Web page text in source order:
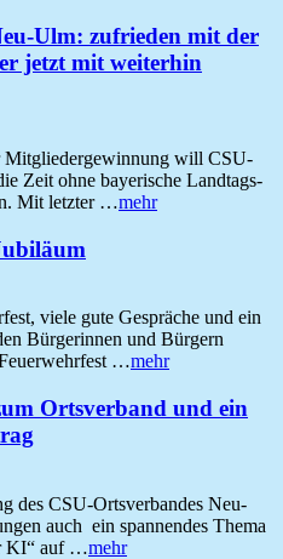
Ulm: zufrieden mit der
jetzt mit weiterhin
Mitgliedergewinnung will CSU-
Zeit ohne bayerische Landtags-
Mit letzter …mehr
viele gute Gespräche und ein
Bürgerinnen und Bürgern
…mehr
Ortsverband und ein
des CSU-Ortsverbandes Neu-
auch ein spannendes Thema
KI“ auf …mehr